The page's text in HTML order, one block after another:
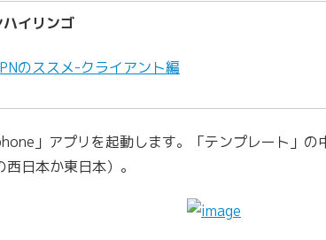
ハイリンゴ
のススメ-クライアント編
」アプリを起動します。「テンプレート」
西日本か東日本）。